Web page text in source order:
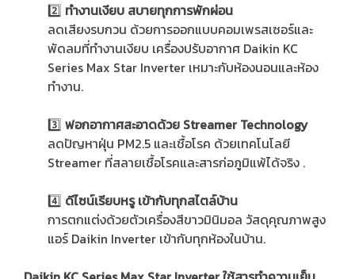
2️⃣ ทำงานเงียบ สบายทุกการพักผ่อน
ลดเสียงรบกวน ด้วยการออกแบบคอมเพรสเซอร์และ
พัดลมที่ทำงานเงียบ เครื่องปรับอากาศ Daikin KC
Series Max Star Inverter เหมาะกับห้องนอนและห้อง
ทำงาน.
3️⃣ ฟอกอากาศสะอาดด้วย Streamer Technology
ลดปัญหาฝุ่น PM2.5 และเชื้อโรค ด้วยเทคโนโลยี
Streamer ที่สลายเชื้อโรคและสารก่อภูมิแพ้ได้จริง .
4️⃣ ดีไซน์เรียบหรู เข้ากับทุกสไตล์บ้าน
การตกแต่งด้วยตัวเครื่องสีขาวมินิมอล วัสดุคุณภาพสูง
แอร์ Daikin Inverter เข้ากับทุกห้องในบ้าน.